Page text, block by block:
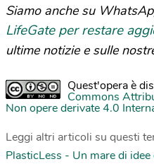
Siamo anche su
LifeGate per restare
ultime notizie e sulle
Quest'opera è
Commons
Non opere derivate 4.0
Leggi altri articoli su questi
PlasticLess - Un mare di